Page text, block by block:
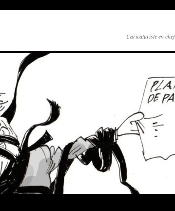
Caricaturiste en chef